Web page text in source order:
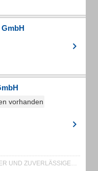
vorhanden
WIR SIND IHR FACHLICH KOMPETENTER UND ZUVERLÄSSIGER ANSPRECHPARTNER.